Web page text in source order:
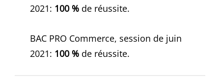
2021: 100 % de réussite.
BAC PRO Commerce, session de juin
2021: 100 % de réussite.